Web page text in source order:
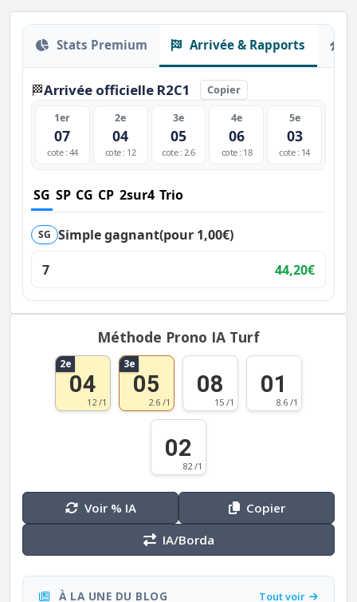
Stats Premium Arrivée & Rapports
🏁Arrivée officielle R2C1 Copier
1er
07
cote : 44
2e
04
cote : 12
3e
05
cote : 2.6
4e
06
cote : 18
5e
03
cote : 14
SG SP CG CP 2sur4 Trio
SG Simple gagnant(pour 1,00€)
7
44,20€
Méthode Prono IA Turf
2e
04
12 /1
3e
05
2.6 /1
08
15 /1
01
8.6 /1
02
82 /1
Voir % IA
Copier
IA/Borda
À LA UNE DU BLOG Tout voir